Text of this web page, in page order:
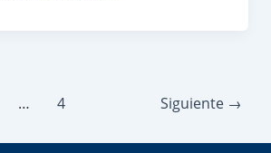
… 4 Siguiente →